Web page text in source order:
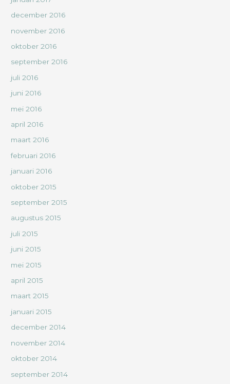
december 2016
november 2016
oktober 2016
september 2016
juli 2016
juni 2016
mei 2016
april 2016
maart 2016
februari 2016
januari 2016
oktober 2015
september 2015
augustus 2015
juli 2015
juni 2015
mei 2015
april 2015
maart 2015
januari 2015
december 2014
november 2014
oktober 2014
september 2014